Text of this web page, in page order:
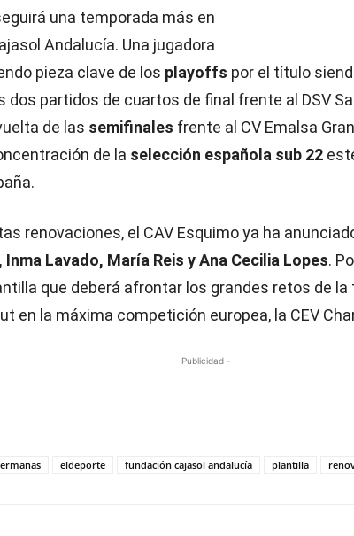
una temporada más en
Andalucía. Una jugadora
pieza clave de los playoffs por el título
dos partidos de cuartos de final frente al DSV
de las semifinales frente al CV Emalsa
de la selección española sub 22
renovaciones, el CAV Esquimo ya ha
Inma Lavado, María Reis y Ana Cecilia Lopes.
que deberá afrontar los grandes retos de la
en la máxima competición europea, la CEV
- Publicidad -
eldeporte fundación cajasol andalucía plantilla